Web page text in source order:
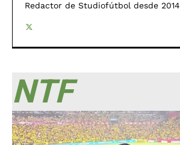
Redactor de Studiofútbol desde 2014
NTF